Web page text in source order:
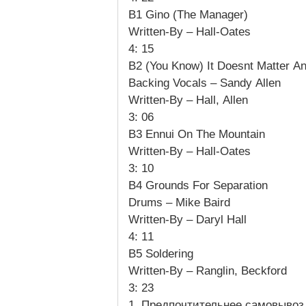
B1 Gino (The Manager)
Written-By – Hall-Oates
4: 15
B2 (You Know) It Doesnt Matter
Backing Vocals – Sandy Allen
Written-By – Hall, Allen
3: 06
B3 Ennui On The Mountain
Written-By – Hall-Oates
3: 10
B4 Grounds For Separation
Drums – Mike Baird
Written-By – Daryl Hall
4: 11
B5 Soldering
Written-By – Ranglin, Beckford
3: 23